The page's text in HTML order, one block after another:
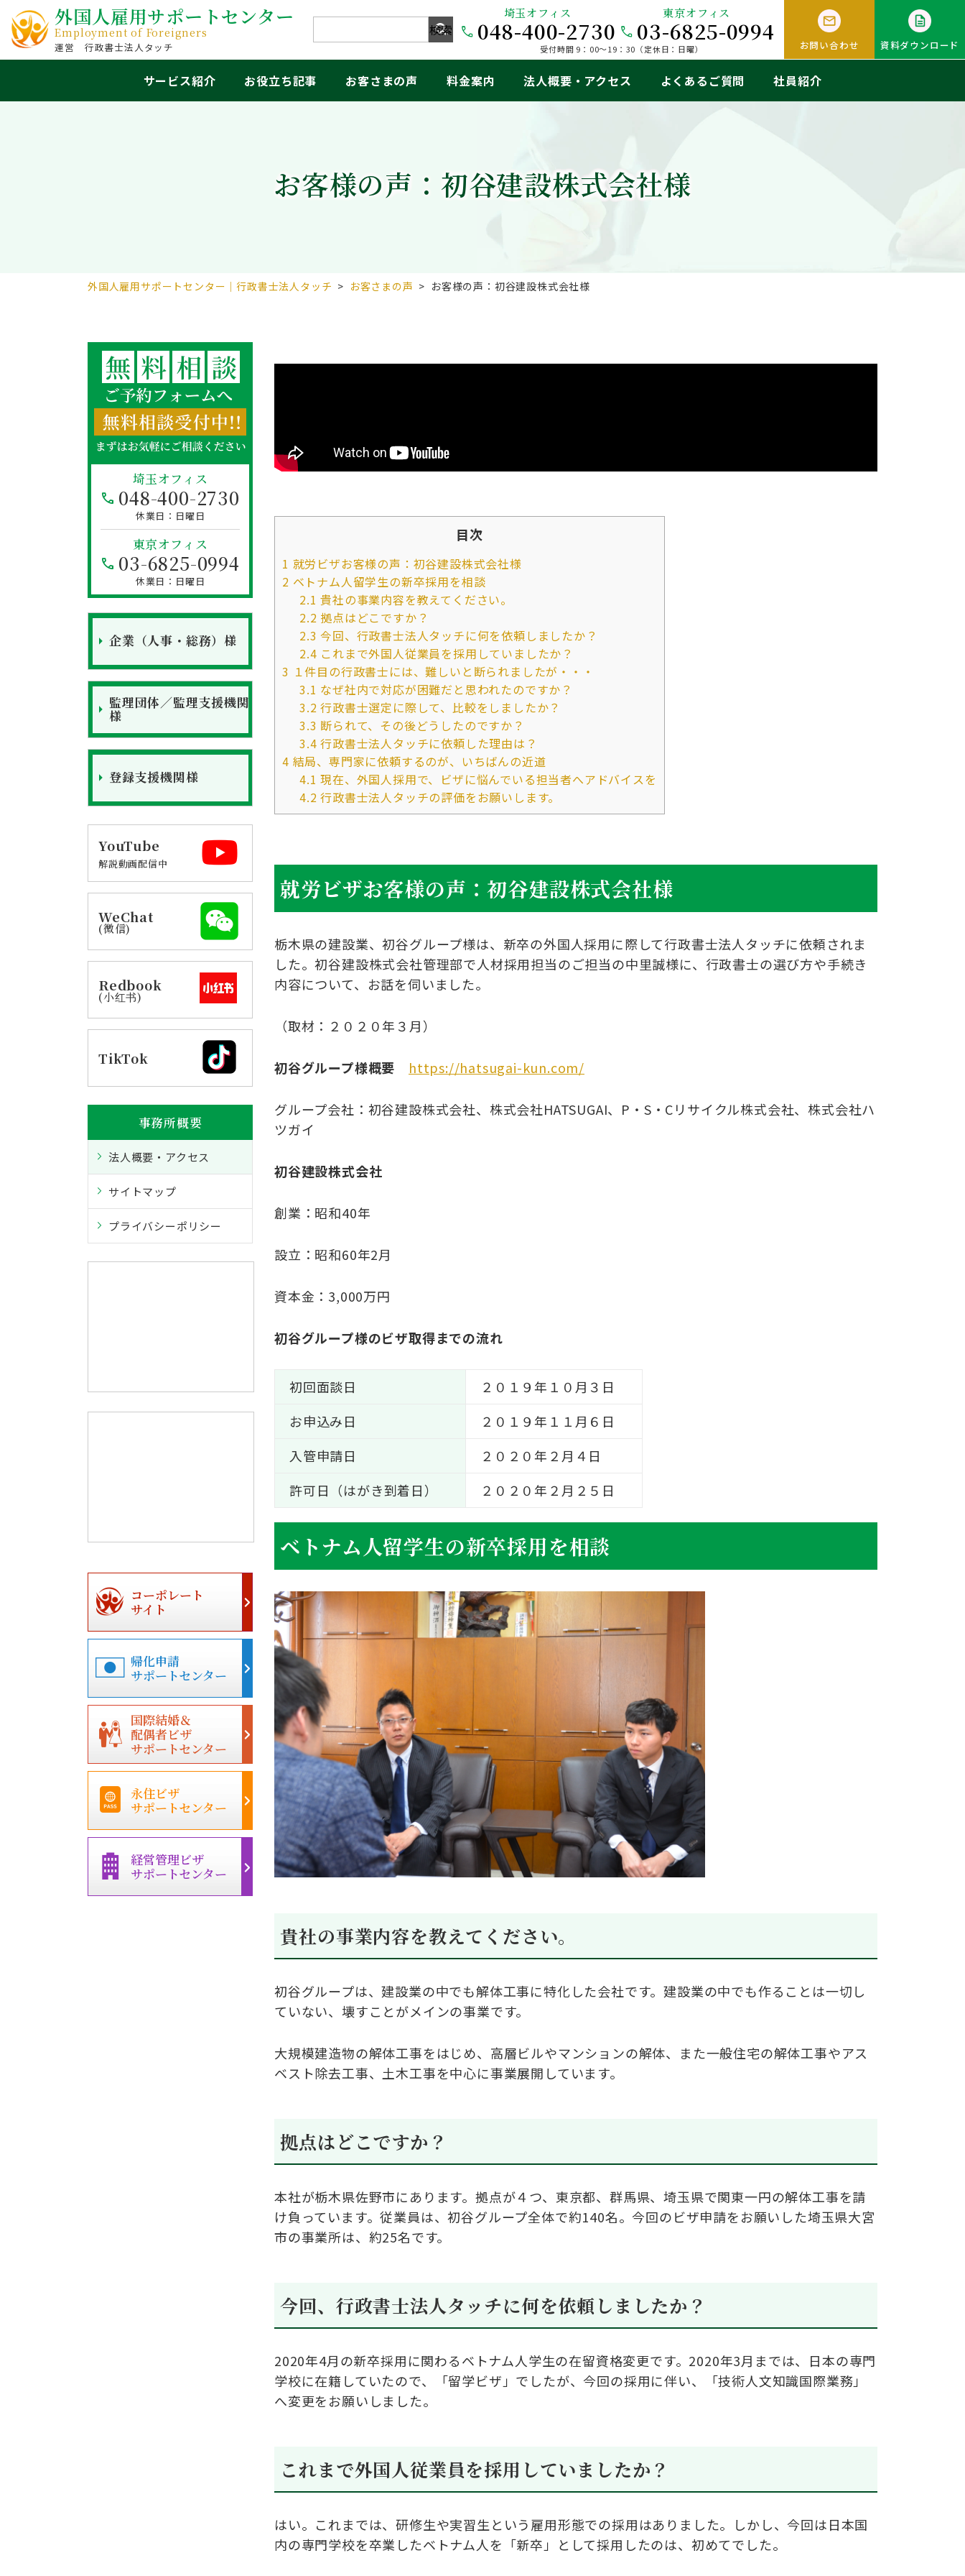
外国人雇用サポートセンター
Employment of Foreigners
行政書士法人タッチ
埼玉オフィス
048-400-2730
東京オフィス
03-6825-0994
受付時間 9：00～19：30（定休日：日曜） お問い合わせ 資料ダウンロード
サービス紹介 お役立ち記事 お客さまの声 料金案内 法人概要・アクセス よくあるご質問 社員紹介
お客様の声：初谷建設株式会社様
外国人雇用サポートセンター｜行政書士法人タッチ > お客さまの声 > お客様の声：初谷建設株式会社様
目次
1 就労ビザお客様の声：初谷建設株式会社様
2 ベトナム人留学生の新卒採用を相談
2.1 貴社の事業内容を教えてください。
2.2 拠点はどこですか？
2.3 今回、行政書士法人タッチに何を依頼しましたか？
2.4 これまで外国人従業員を採用していましたか？
3 １件目の行政書士には、難しいと断られましたが・・・
3.1 なぜ社内で対応が困難だと思われたのですか？
3.2 行政書士選定に際して、比較をしましたか？
3.3 断られて、その後どうしたのですか？
3.4 行政書士法人タッチに依頼した理由は？
4 結局、専門家に依頼するのが、いちばんの近道
4.1 現在、外国人採用で、ビザに悩んでいる担当者へアドバイスを
4.2 行政書士法人タッチの評価をお願いします。
就労ビザお客様の声：初谷建設株式会社様
栃木県の建設業、初谷グループ様は、新卒の外国人採用に際して行政書士法人タッチに依頼されま
した。初谷建設株式会社管理部で人材採用担当のご担当の中里誠様に、行政書士の選び方や手続き
内容について、お話を伺いました。
（取材：２０２０年３月）
初谷グループ様概要 https://hatsugai-kun.com/
グループ会社：初谷建設株式会社、株式会社HATSUGAI、 P ・ S ・ Cリサイクル株式会社、株式会社ハ
ツガイ
初谷建設株式会社
創業：昭和40年
設立：昭和60年2月
資本金： 3,000万円
初谷グループ様のビザ取得までの流れ
初回面談日
２０１９年１０月３日
お申込み日
２０１９年１１月６日
入管申請日
２０２０年２月４日
許可日（はがき到着日）
２０２０年２月２５日
ベトナム人留学生の新卒採用を相談
貴社の事業内容を教えてください。
初谷グループは、建設業の中でも解体工事に特化した会社です。建設業の中でも作ることは一切し
ていない、壊すことがメインの事業です。
大規模建造物の解体工事をはじめ、高層ビルやマンションの解体、また一般住宅の解体工事やアス
ベスト除去工事、土木工事を中心に事業展開しています。
拠点はどこですか？
本社が栃木県佐野市にあります。拠点が４つ、東京都、群馬県、埼玉県で関東一円の解体工事を請
け負っています。従業員は、初谷グループ全体で約140名。今回のビザ申請をお願いした埼玉県大宮
市の事業所は、約25名です。
今回、行政書士法人タッチに何を依頼しましたか？
2020年4月の新卒採用に関わるベトナム人学生の在留資格変更です。 2020年3月までは、日本の専門
学校に在籍していたので、「留学ビザ」でしたが、今回の採用に伴い、「技術人文知識国際業務」
へ変更をお願いしました。
これまで外国人従業員を採用していましたか？
はい。これまでは、研修生や実習生という雇用形態での採用はありました。しかし、今回は日本国
内の専門学校を卒業したベトナム人を「新卒」として採用したのは、初めてでした。
埼玉オフィス
048-400-2730
日曜日
東京オフィス
03-6825-0994
日曜日
企業（人事・総務）様
監理団体／監理支援機関
様
登録支援機関様
YouTube
解説動画配信中
WeChat
(微信)
Redbook
(小红书)
TikTok
事務所概要
法人概要・アクセス
サイトマップ
プライバシーポリシー
コーポレート
サイト
帰化申請
サポートセンター
国際結婚＆
配偶者ビザ
サポートセンター
永住ビザ
サポートセンター
経営管理ビザ
サポートセンター